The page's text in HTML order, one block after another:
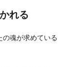
れる
の魂が求めている